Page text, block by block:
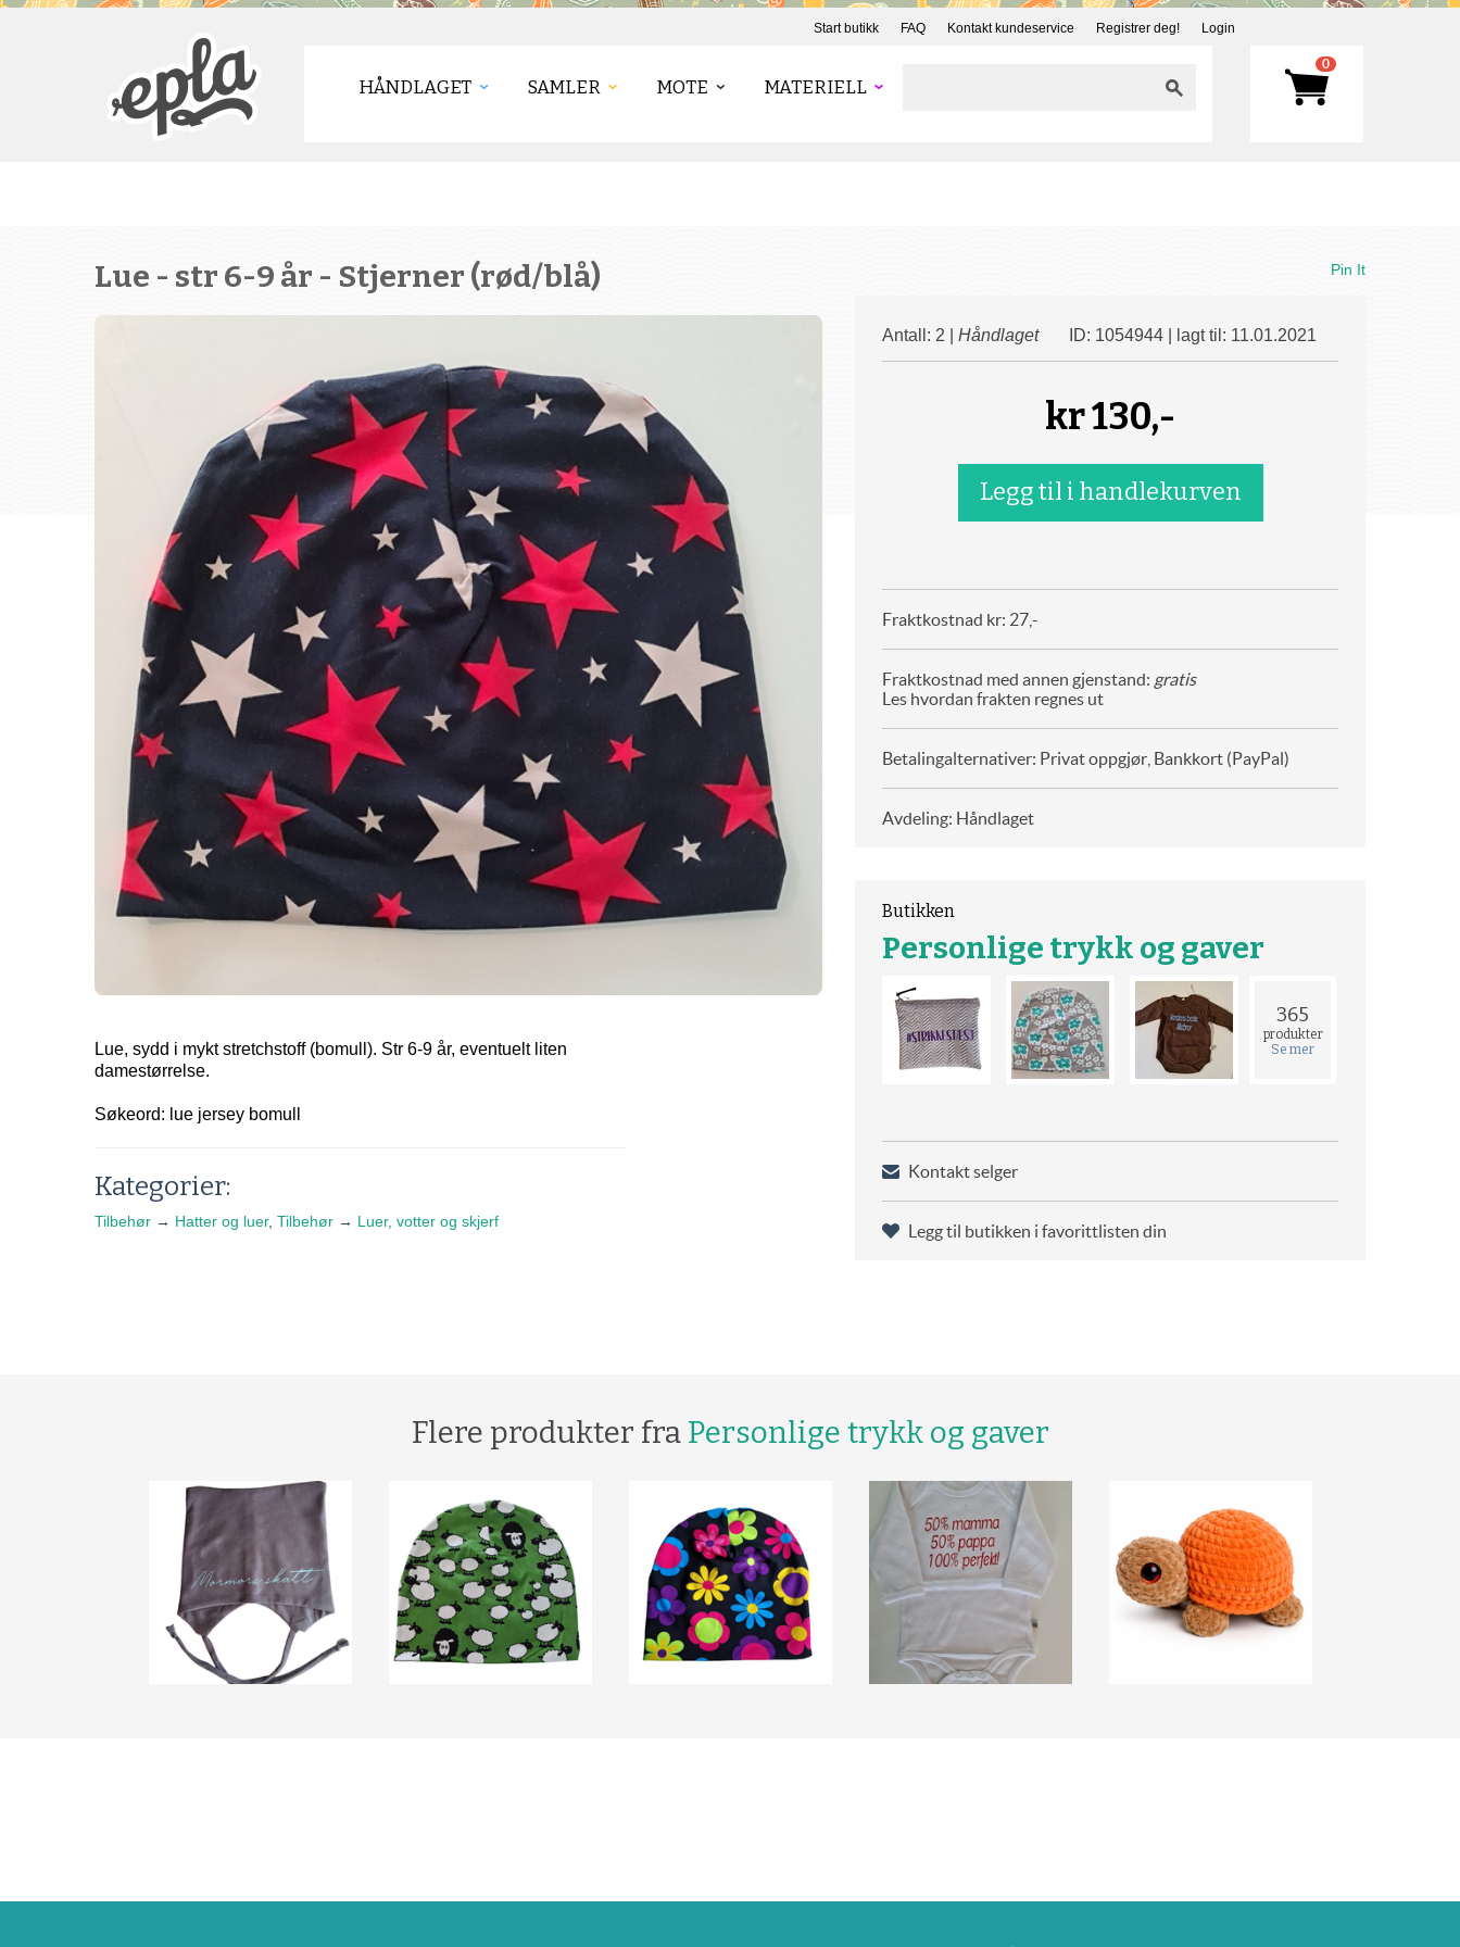
Start butikk FAQ Kontakt kundeservice Registrer deg! Login
HÅNDLAGET SAMLER MOTE MATERIELL
0
Lue - str 6-9 år - Stjerner (rød/blå)
Lue, sydd i mykt stretchstoff (bomull). Str 6-9 år, eventuelt liten
damestørrelse.
Søkeord: lue jersey bomull
Kategorier:
Tilbehør → Hatter og luer, Tilbehør → Luer, votter og skjerf
Pin It
Antall: 2 | Håndlaget ID: 1054944 | lagt til: 11.01.2021
kr130,-
Fraktkostnad kr: 27,-
Fraktkostnad med annen gjenstand: gratis
Les hvordan frakten regnes ut
Betalingalternativer: Privat oppgjør, Bankkort (PayPal)
Avdeling: Håndlaget
Butikken
Personlige trykk og gaver
365
produkter
Se mer
Kontakt selger
Legg til butikken i favorittlisten din
Flere produkter fra Personlige trykk og gaver